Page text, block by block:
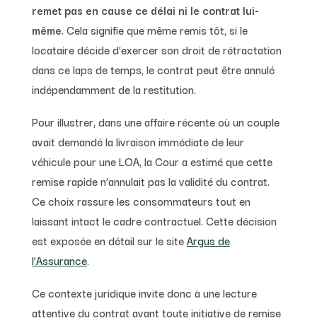
remet pas en cause ce délai ni le contrat lui-
même. Cela signifie que même remis tôt, si le
locataire décide d’exercer son droit de rétractation
dans ce laps de temps, le contrat peut être annulé
indépendamment de la restitution.
Pour illustrer, dans une affaire récente où un couple
avait demandé la livraison immédiate de leur
véhicule pour une LOA, la Cour a estimé que cette
remise rapide n’annulait pas la validité du contrat.
Ce choix rassure les consommateurs tout en
laissant intact le cadre contractuel. Cette décision
est exposée en détail sur le siteArgus de
l’Assurance.
Ce contexte juridique invite donc à une lecture
attentive du contrat avant toute initiative de remise